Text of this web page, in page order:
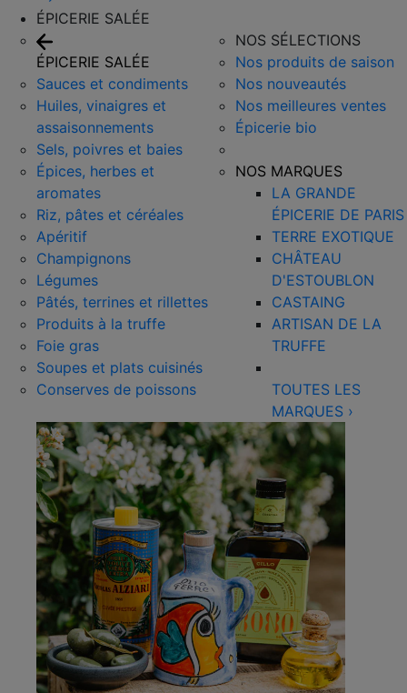
ÉPICERIE SALÉE
ÉPICERIE SALÉE
Sauces et condiments
Huiles, vinaigres et
assaisonnements
Sels, poivres et baies
Épices, herbes et
aromates
Riz, pâtes et céréales
Apéritif
Champignons
Légumes
Pâtés, terrines et rillettes
Produits à la truffe
Foie gras
Soupes et plats cuisinés
Conserves de poissons
NOS SÉLECTIONS
Nos produits de saison
Nos nouveautés
Nos meilleures ventes
Épicerie bio
NOS MARQUES
LA GRANDE
ÉPICERIE DE PARIS
TERRE EXOTIQUE
CHÂTEAU
D'ESTOUBLON
CASTAING
ARTISAN DE LA
TRUFFE
TOUTES LES
MARQUES ›